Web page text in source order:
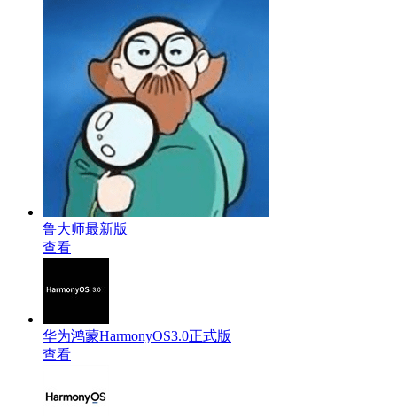
鲁大师最新版
查看
华为鸿蒙HarmonyOS3.0正式版
查看